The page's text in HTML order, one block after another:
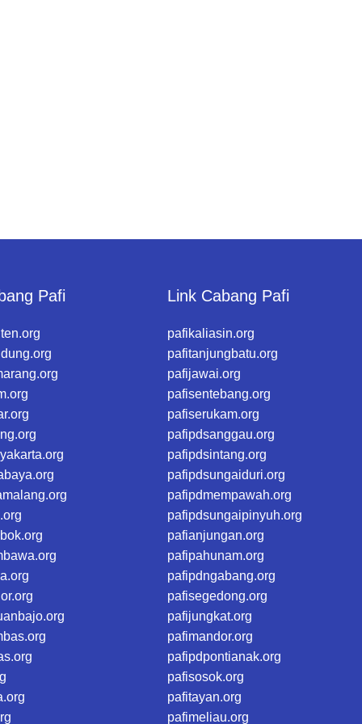
Pafi Link Cabang Pafi
pafikaliasin.org
pafitanjungbatu.org
pafijawai.org
pafisentebang.org
pafiserukam.org
pafipdsanggau.org
pafipdsintang.org
pafipdsungaiduri.org
pafipdmempawah.org
pafipdsungaipinyuh.org
pafianjungan.org
pafipahunam.org
pafipdngabang.org
pafisegedong.org
pafijungkat.org
pafimandor.org
pafipdpontianak.org
pafisosok.org
pafitayan.org
pafimeliau.org